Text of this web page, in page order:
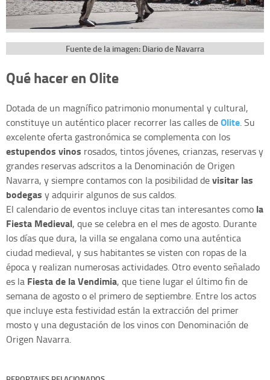
Fuente de la imagen: Diario de Navarra
Qué hacer en Olite
Dotada de un magnífico patrimonio monumental y cultural,
constituye un auténtico placer recorrer las calles deOlite. Su
excelente oferta gastronómica se complementa con los
estupendos vinos rosados, tintos jóvenes, crianzas, reservas y
grandes reservas adscritos a la Denominación de Origen
Navarra, y siempre contamos con la posibilidad devisitar las
bodegas y adquirir algunos de sus caldos.
El calendario de eventos incluye citas tan interesantes como la
Fiesta Medieval, que se celebra en el mes de agosto. Durante
los días que dura, la villa se engalana como una auténtica
ciudad medieval, y sus habitantes se visten con ropas de la
época y realizan numerosas actividades. Otro evento señalado
es la Fiesta de la Vendimia, que tiene lugar el último fin de
semana de agosto o el primero de septiembre. Entre los actos
que incluye esta festividad están la extracción del primer
mosto y una degustación de los vinos con Denominación de
Origen Navarra.